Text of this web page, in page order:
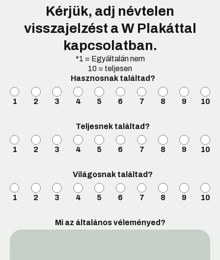
Kérjük, adj névtelen
visszajelzést a W Plakáttal
kapcsolatban.
*1 = Egyáltalán nem
10 = teljesen
Hasznosnak találtad?
1
2 3 4 5 6 7 8 9 10
Teljesnek találtad?
1
2 3 4 5 6 7 8 9 10
Világosnak találtad?
1
2 3 4 5 6 7 8 9 10
Mi az általános véleményed?